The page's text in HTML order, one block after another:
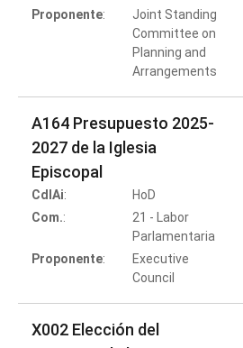
Proponente:
Joint Standing
Committee on
Planning and
Arrangements
A164 Presupuesto 2025-
2027 de la Iglesia
Episcopal
CdlAi:
HoD
Com.:
21 - Labor
Parlamentaria
Proponente:
Executive
Council
X002 Elección del